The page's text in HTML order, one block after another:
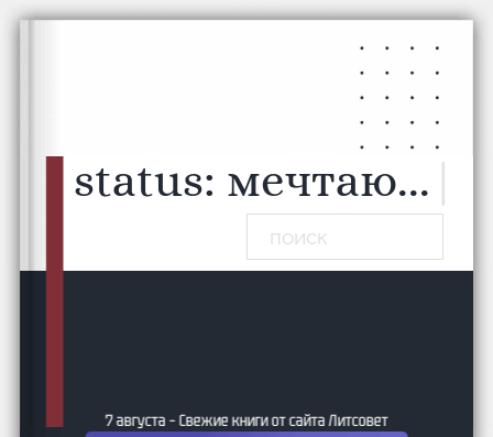
Перейти к основному содержанию
Перейти к нижнему колонтитулу
status: мечтаю... |
Поиск
7 августа – Свежие книги от сайта Литсовет